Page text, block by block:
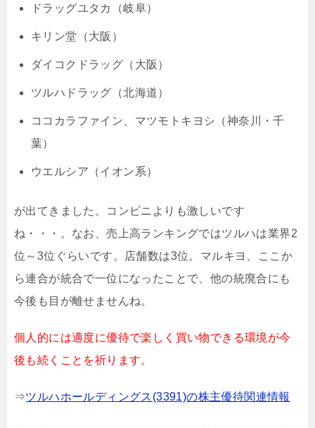
ドラッグユタカ（岐阜）
キリン堂（大阪）
ダイコクドラッグ（大阪）
ツルハドラッグ（北海道）
ココカラファイン、マツモトキヨシ（神奈川・千
葉）
ウエルシア（イオン系）
が出てきました。コンビニよりも激しいです
ね・・・。なお、売上高ランキングではツルハは業界2
位～3位ぐらいです。店舗数は3位。マルキヨ、ここか
ら連合が統合で一位になったことで、他の統廃合にも
今後も目が離せませんね。
個人的には適度に優待で楽しく買い物できる環境が今
後も続くことを祈ります。
⇒ツルハホールディングス(3391)の株主優待関連情報